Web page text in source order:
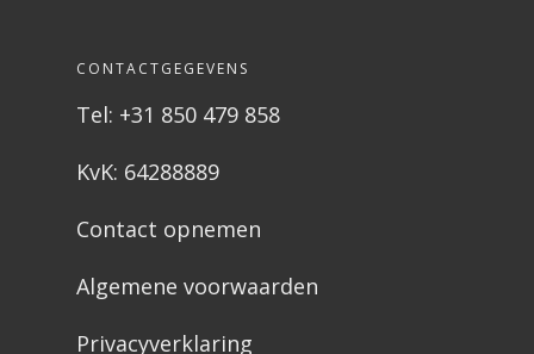
CONTACTGEGEVENS
Tel: +31 850 479 858
KvK: 64288889
Contact opnemen
Algemene voorwaarden
Privacyverklaring